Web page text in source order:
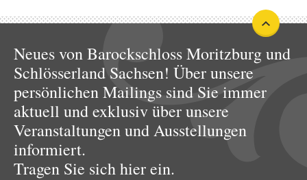
Neues von Barockschloss Moritzburg und
Schlösserland Sachsen! Über unsere
persönlichen Mailings sind Sie immer
aktuell und exklusiv über unsere
Veranstaltungen und Ausstellungen
informiert.
Tragen Sie sich hier ein.